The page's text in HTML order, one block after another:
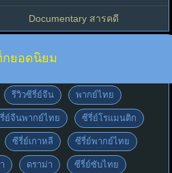
Documentary สารคดี
ยอดนิยม
รีวิวซีรี่ย์จีน พากย์ไทย
ย์จีนพากย์ไทย ซีรี่ย์โรแมนติก
ซีรี่ย์เกาหลี ซีรี่ย์พากย์ไทย
ดราม่า ซีรี่ย์ซับไทย